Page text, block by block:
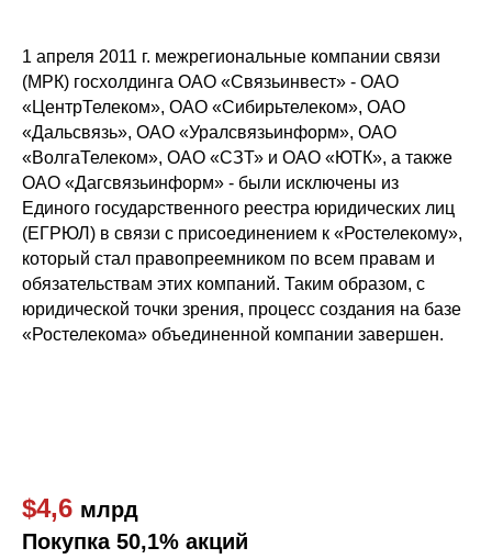
1 апреля 2011 г. межрегиональные компании связи
(МРК) госхолдинга ОАО «Связьинвест» - ОАО
«ЦентрТелеком», ОАО «Сибирьтелеком», ОАО
«Дальсвязь», ОАО «Уралсвязьинформ», ОАО
«ВолгаТелеком», ОАО «СЗТ» и ОАО «ЮТК», а также
ОАО «Дагсвязьинформ» - были исключены из
Единого государственного реестра юридических лиц
(ЕГРЮЛ) в связи с присоединением к «Ростелекому»,
который стал правопреемником по всем правам и
обязательствам этих компаний. Таким образом, с
юридической точки зрения, процесс создания на базе
«Ростелекома» объединенной компании завершен.
$4,6 млрд
Покупка 50,1% акций